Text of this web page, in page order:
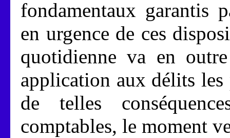
fondamentaux garantis
en urgence de ces
quotidienne va en
application aux délits les
de telles
comptables, le moment